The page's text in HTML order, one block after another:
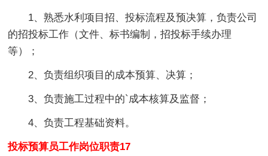
1、熟悉水利项目招、投标流程及预决算，负责公司
的招投标工作（文件、标书编制，招投标手续办理
等）；
2、负责组织项目的成本预算、决算；
3、负责施工过程中的`成本核算及监督；
4、负责工程基础资料。
投标预算员工作岗位职责17